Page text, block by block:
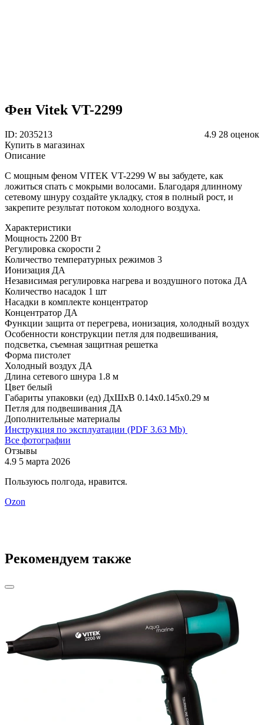
Фен Vitek VT-2299
ID: 2035213 4.9 28 оценок
Купить в магазинах
Описание
С мощным феном VITEK VT-2299 W вы забудете, как
ложиться спать с мокрыми волосами. Благодаря длинному
сетевому шнуру создайте укладку, стоя в полный рост, и
закрепите результат потоком холодного воздуха.
Характеристики
Мощность 2200 Вт
Регулировка скорости 2
Количество температурных режимов 3
Ионизация ДА
Независимая регулировка нагрева и воздушного потока ДА
Количество насадок 1 шт
Насадки в комплекте концентратор
Концентратор ДА
Функции защита от перегрева, ионизация, холодный воздух
Особенности конструкции петля для подвешивания,
подсветка, съемная защитная решетка
Форма пистолет
Холодный воздух ДА
Длина сетевого шнура 1.8 м
Цвет белый
Габариты упаковки (ед) ДхШхВ 0.14x0.145x0.29 м
Петля для подвешивания ДА
Дополнительные материалы
Инструкция по эксплуатации (PDF 3.63 Mb)
Все фотографии
Отзывы
4.9 5 марта 2026
Пользуюсь полгода, нравится.
Ozon
Рекомендуем также